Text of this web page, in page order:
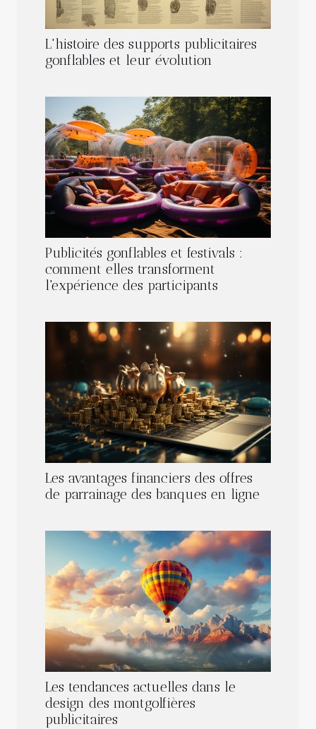
L'histoire des supports publicitaires
gonflables et leur évolution
Publicités gonflables et festivals :
comment elles transforment
l'expérience des participants
Les avantages financiers des offres
de parrainage des banques en ligne
Les tendances actuelles dans le
design des montgolfières
publicitaires